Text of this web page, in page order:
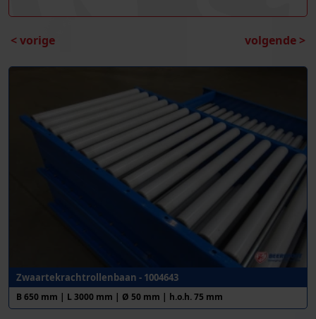
< vorige volgende >
Zwaartekrachtrollenbaan - 1004643
B 650 mm | L 3000 mm | Ø 50 mm | h.o.h. 75 mm